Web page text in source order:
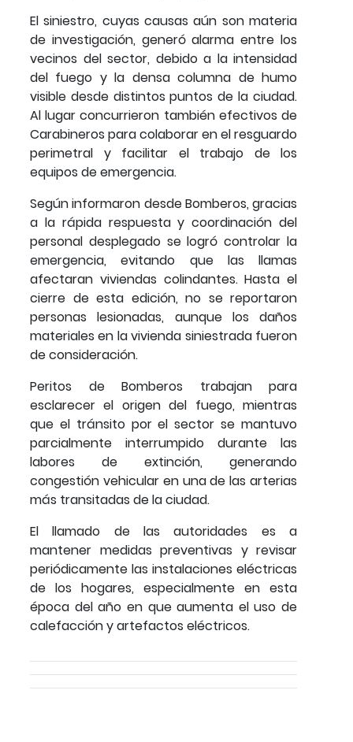
El siniestro, cuyas causas aún son materia
de investigación, generó alarma entre los
vecinos del sector, debido a la intensidad
del fuego y la densa columna de humo
visible desde distintos puntos de la ciudad.
Al lugar concurrieron también efectivos de
Carabineros para colaborar en el resguardo
perimetral y facilitar el trabajo de los
equipos de emergencia.
Según informaron desde Bomberos, gracias
a la rápida respuesta y coordinación del
personal desplegado se logró controlar la
emergencia, evitando que las llamas
afectaran viviendas colindantes. Hasta el
cierre de esta edición, no se reportaron
personas lesionadas, aunque los daños
materiales en la vivienda siniestrada fueron
de consideración.
Peritos de Bomberos trabajan para
esclarecer el origen del fuego, mientras
que el tránsito por el sector se mantuvo
parcialmente interrumpido durante las
labores de extinción, generando
congestión vehicular en una de las arterias
más transitadas de la ciudad.
El llamado de las autoridades es a
mantener medidas preventivas y revisar
periódicamente las instalaciones eléctricas
de los hogares, especialmente en esta
época del año en que aumenta el uso de
calefacción y artefactos eléctricos.